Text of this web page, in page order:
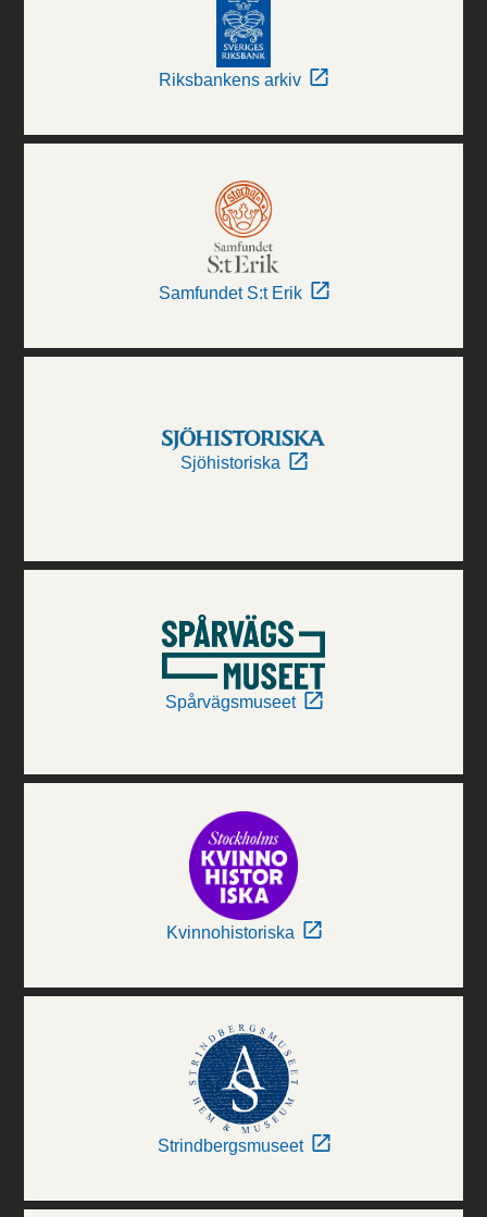
Riksbankens arkiv
Samfundet S:t Erik
Sjöhistoriska
Spårvägsmuseet
Kvinnohistoriska
Strindbergsmuseet